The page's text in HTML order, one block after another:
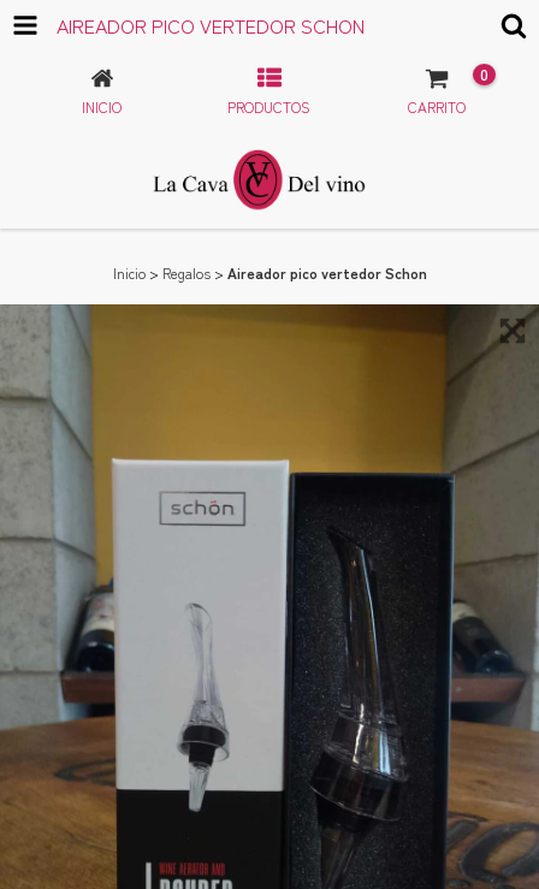
AIREADOR PICO VERTEDOR SCHON
INICIO PRODUCTOS CARRITO
0
Inicio > Regalos > Aireador pico vertedor Schon